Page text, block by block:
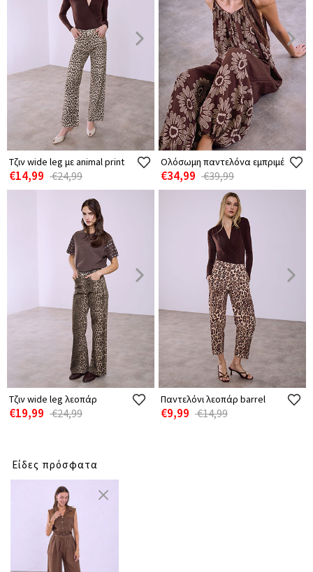
Τζιν wide leg με animal print
€14,99 €24,99
Ολόσωμη παντελόνα εμπριμέ
€34,99 €39,99
Τζιν wide leg λεοπάρ
€19,99 €24,99
Παντελόνι λεοπάρ barrel
€9,99 €14,99
Είδες πρόσφατα